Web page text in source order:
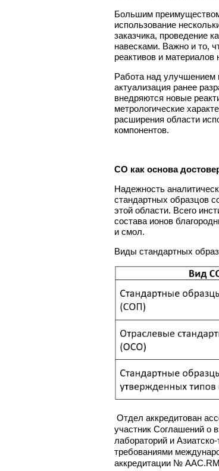
Большим
использование
заказчика, проведение
навесками. Важно и то,
реактивов и материалов
Работа над улучшением
актуализация ранее
внедряются новые
метрологические
расширения области
компонентов.
СО как основа
Надежность
стандартных образцов
этой области. Всего
состава ионов
и смол.
Виды стандартных
Отдел аккредитован
участник Соглашений о
лабораторий и
требованиями
аккредитации №